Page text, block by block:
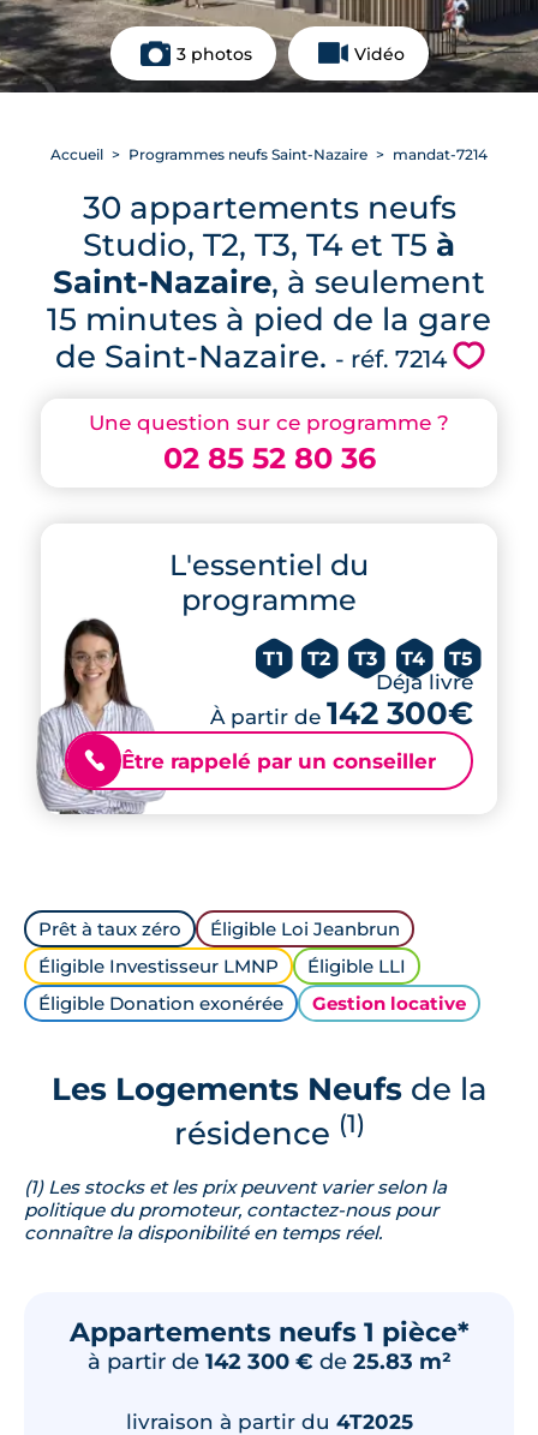
3 photos Vidéo
Une question sur ce programme ?
02 85 52 80 36
L'essentiel du
programme
T1 T2 T3 T4 T5
Déjà livré
À partir de 142 300€
📞 Être rappelé par un conseiller
Accueil Programmes neufs Saint-Nazaire mandat-7214
30 appartements neufs
Studio, T2, T3, T4 et T5 à
Saint-Nazaire, à seulement
15 minutes à pied de la gare
de Saint-Nazaire. - réf. 7214 💗
Prêt à taux zéro
Éligible Loi Jeanbrun
Éligible Investisseur LMNP
Éligible LLI
Éligible Donation exonérée
Gestion locative
Les Logements Neufsde la
résidence (1)
(1) Les stocks et les prix peuvent varier selon la
politique du promoteur, contactez-nous pour
connaître la disponibilité en temps réel.
Appartements neufs 1 pièce*
à partir de 142 300 € de 25.83 m²
livraison à partir du 4T2025